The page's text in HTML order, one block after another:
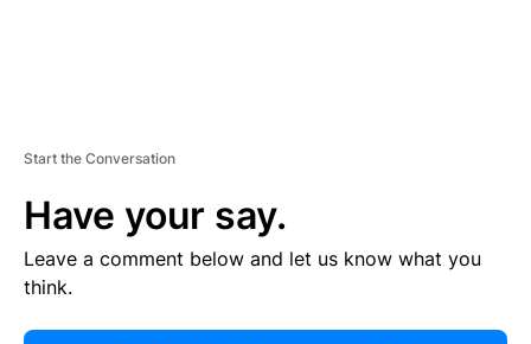
Start the Conversation
Have your say.
Leave a comment below and let us know what you
think.